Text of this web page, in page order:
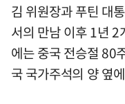
김 위원장과 푸틴 대
서의 만남 이후 1년 2
에는 중국 전승절 80
국 국가주석의 양 옆